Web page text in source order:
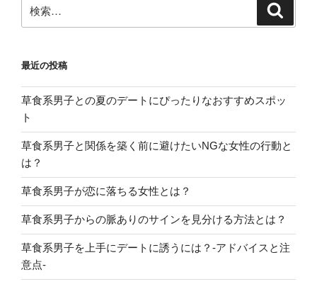
索:
最近の投稿
草食系男子との夏のデートにぴったりなおすすめスポッ
ト
草食系男子と関係を築く前に避けたいNGな女性の行動と
は？
草食系男子が恋に落ちる女性とは？
草食系男子からの脈ありのサインを見分ける方法とは？
草食系男子を上手にデートに誘うには？-アドバイスと注
意点-